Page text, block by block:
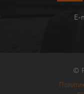
E-
©